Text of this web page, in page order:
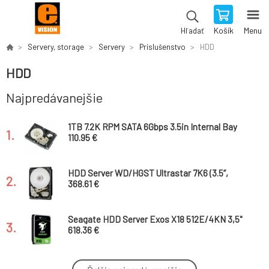
Hľadať Košík Menu
Servery, storage Servery Príslušenstvo HDD
HDD
Najpredávanejšie
1.
1TB 7.2K RPM SATA 6Gbps 3.5in Internal Bay
Hard Drive13/14GCusKit
110.95 €
2.
HDD Server WD/HGST Ultrastar 7K6 (3.5’’,
6TB, 256MB, 7200 RPM, SAS 12Gb/s, 512E SE)
368.61 €
3.
Seagate HDD Server Exos X18 512E/4KN 3,5"
18TB 7200RPM 256MB SATA 6Gb/s
618.36 €
HDD Server WD/HGST ULTRASTAR DC HC570